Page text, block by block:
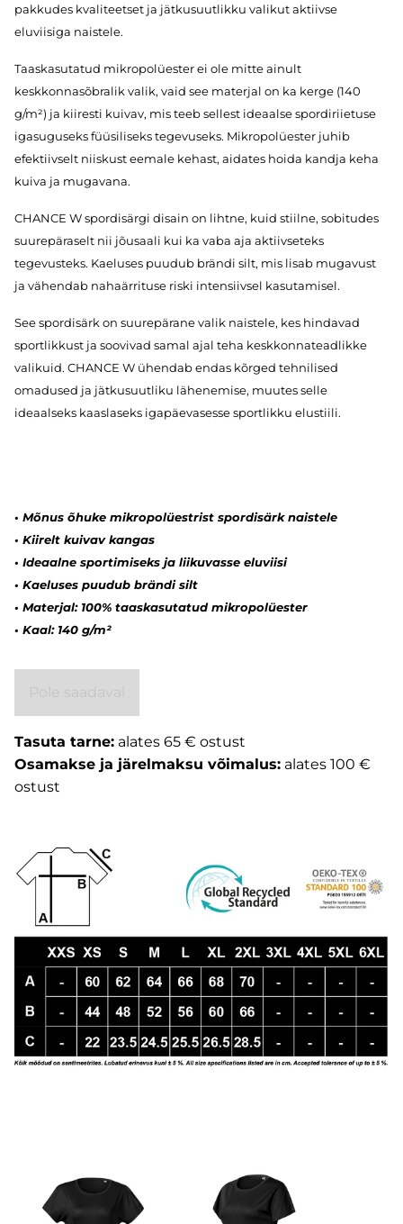
pakkudes kvaliteetset ja jätkusuutlikku valikut aktiivse
eluviisiga naistele.
Taaskasutatud mikropolüester ei ole mitte ainult
keskkonnasõbralik valik, vaid see materjal on ka kerge (140
g/m²) ja kiiresti kuivav, mis teeb sellest ideaalse spordiriietuse
igasuguseks füüsiliseks tegevuseks. Mikropolüester juhib
efektiivselt niiskust eemale kehast, aidates hoida kandja keha
kuiva ja mugavana.
CHANCE W spordisärgi disain on lihtne, kuid stiilne, sobitudes
suurepäraselt nii jõusaali kui ka vaba aja aktiivseteks
tegevusteks. Kaeluses puudub brändi silt, mis lisab mugavust
ja vähendab nahaärrituse riski intensiivsel kasutamisel.
See spordisärk on suurepärane valik naistele, kes hindavad
sportlikkust ja soovivad samal ajal teha keskkonnateadlikke
valikuid. CHANCE W ühendab endas kõrged tehnilised
omadused ja jätkusuutliku lähenemise, muutes selle
ideaalseks kaaslaseks igapäevasesse sportlikku elustiili.
• Mõnus õhuke mikropolüestrist spordisärk naistele
• Kiirelt kuivav kangas
• Ideaalne sportimiseks ja liikuvasse eluviisi
• Kaeluses puudub brändi silt
• Materjal: 100% taaskasutatud mikropolüester
• Kaal: 140 g/m²
Tasuta tarne: alates 65 € ostust
Osamakse ja järelmaksu võimalus: alates 100 €
ostust